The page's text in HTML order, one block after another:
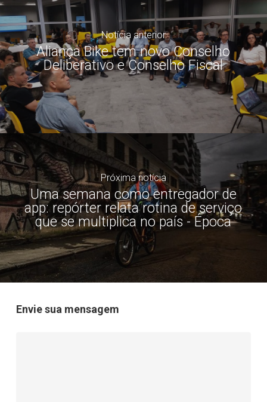
Notícia anterior
Aliança Bike tem novo Conselho
Deliberativo e Conselho Fiscal
Próxima notícia
Uma semana como entregador de
app: repórter relata rotina de serviço
que se multiplica no país - Época
Envie sua mensagem